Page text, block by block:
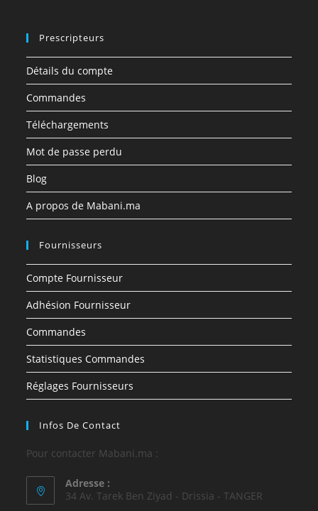
Prescripteurs
Détails du compte
Commandes
Téléchargements
Mot de passe perdu
Blog
A propos de Mabani.ma
Fournisseurs
Compte Fournisseur
Adhésion Fournisseur
Commandes
Statistiques Commandes
Réglages Fournisseurs
Infos De Contact
Pour contacter Mabani.ma :
Adresse :
34 Av. Tarek Ben Ziyad - Drissia - TANGER